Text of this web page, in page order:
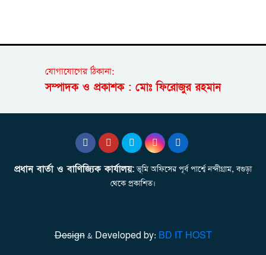
যোগাযোগের ঠিকানা:
সম্পাদক ও প্রকাশক : মোঃ ফিরোজুর রহমান
প্রধান বার্তা ও বাণিজ্যিক কার্যালয়:ভূমি অফিসের পূর্ব পার্শ্বে নন্দীগ্রাম, বগুড়া
থেকে প্রকাশিত।
Design& Developed by: BD IT HOST